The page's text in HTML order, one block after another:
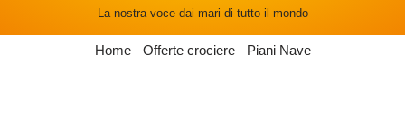
La nostra voce dai mari di tutto il mondo
Home Offerte crociere Piani Nave